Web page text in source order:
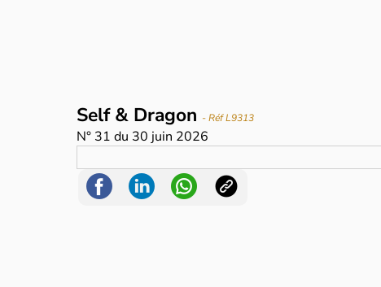
Self & Dragon - Réf L9313
N° 31 du 30 juin 2026